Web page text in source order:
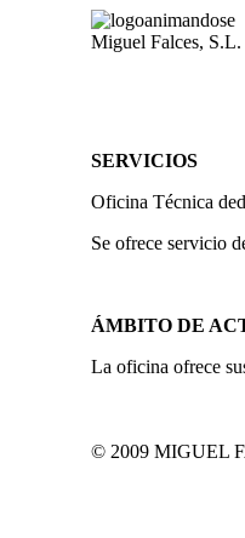
Miguel Falces, S.L.
SERVICIOS
Oficina Técnica
Se ofrece servicio
ÁMBITO DE
La oficina ofrece
© 2009 MIGUEL